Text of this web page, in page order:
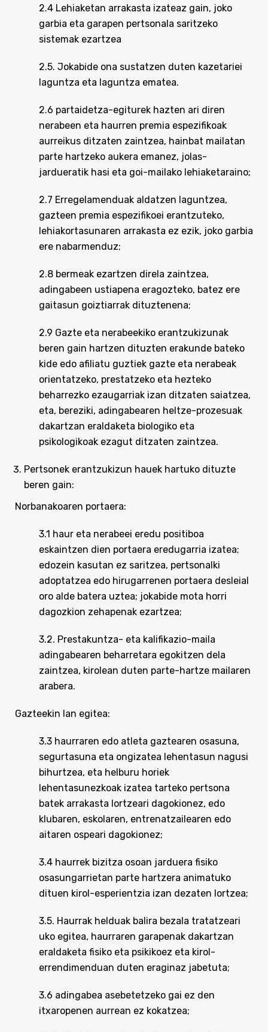
2.4 Lehiaketan arrakasta izateaz gain, joko
garbia eta garapen pertsonala saritzeko
sistemak ezartzea
2.5. Jokabide ona sustatzen duten kazetariei
laguntza eta laguntza ematea.
2.6 partaidetza-egiturek hazten ari diren
nerabeen eta haurren premia espezifikoak
aurreikus ditzaten zaintzea, hainbat mailatan
parte hartzeko aukera emanez, jolas-
jardueratik hasi eta goi-mailako lehiaketaraino;
2.7 Erregelamenduak aldatzen laguntzea,
gazteen premia espezifikoei erantzuteko,
lehiakortasunaren arrakasta ez ezik, joko garbia
ere nabarmenduz;
2.8 bermeak ezartzen direla zaintzea,
adingabeen ustiapena eragozteko, batez ere
gaitasun goiztiarrak dituztenena;
2.9 Gazte eta nerabeekiko erantzukizunak
beren gain hartzen dituzten erakunde bateko
kide edo afiliatu guztiek gazte eta nerabeak
orientatzeko, prestatzeko eta hezteko
beharrezko ezaugarriak izan ditzaten saiatzea,
eta, bereziki, adingabearen heltze-prozesuak
dakartzan eraldaketa biologiko eta
psikologikoak ezagut ditzaten zaintzea.
Pertsonek erantzukizun hauek hartuko dituzte
beren gain:
Norbanakoaren portaera:
3.1 haur eta nerabeei eredu positiboa
eskaintzen dien portaera eredugarria izatea;
edozein kasutan ez saritzea, pertsonalki
adoptatzea edo hirugarrenen portaera desleial
oro alde batera uztea; jokabide mota horri
dagozkion zehapenak ezartzea;
3.2. Prestakuntza- eta kalifikazio-maila
adingabearen beharretara egokitzen dela
zaintzea, kirolean duten parte-hartze mailaren
arabera.
Gazteekin lan egitea:
3.3 haurraren edo atleta gaztearen osasuna,
segurtasuna eta ongizatea lehentasun nagusi
bihurtzea, eta helburu horiek
lehentasunezkoak izatea tarteko pertsona
batek arrakasta lortzeari dagokionez, edo
klubaren, eskolaren, entrenatzailearen edo
aitaren ospeari dagokionez;
3.4 haurrek bizitza osoan jarduera fisiko
osasungarrietan parte hartzera animatuko
dituen kirol-esperientzia izan dezaten lortzea;
3.5. Haurrak helduak balira bezala tratatzeari
uko egitea, haurraren garapenak dakartzan
eraldaketa fisiko eta psikikoez eta kirol-
errendimenduan duten eraginaz jabetuta;
3.6 adingabea asebetetzeko gai ez den
itxaropenen aurrean ez kokatzea;